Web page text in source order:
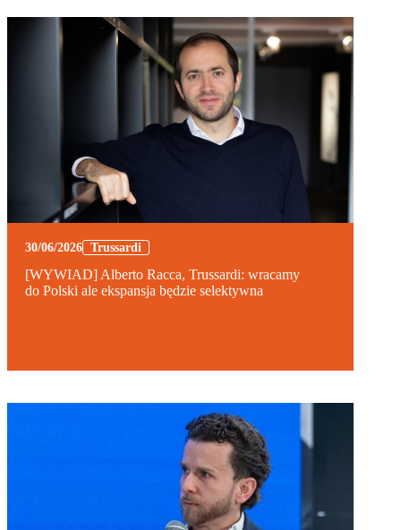
30/06/2026 Trussardi
[WYWIAD] Alberto Racca, Trussardi: wracamy
do Polski ale ekspansja będzie selektywna